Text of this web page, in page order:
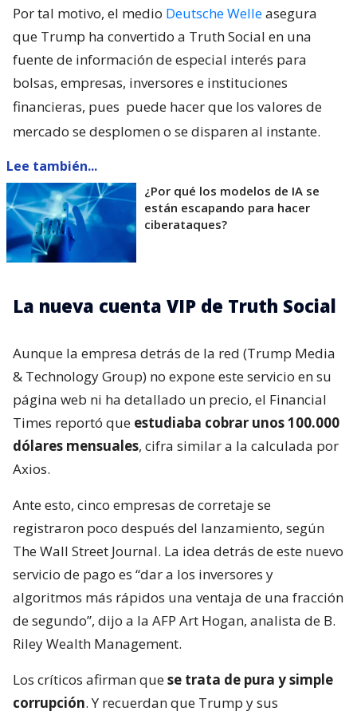
Por tal motivo, el medio Deutsche Welleasegura
que Trump ha convertido a Truth Social en una
fuente de información de especial interés para
bolsas, empresas, inversores e instituciones
financieras, pues puede hacer que los valores de
mercado se desplomen o se disparen al instante.
Lee también...
¿Por qué los modelos de IA se
están escapando para hacer
ciberataques?
La nueva cuenta VIP de Truth Social
Aunque la empresa detrás de la red (Trump Media
& Technology Group) no expone este servicio en su
página web ni ha detallado un precio, el Financial
Times reportó que estudiaba cobrar unos 100.000
dólares mensuales, cifra similar a la calculada por
Axios.
Ante esto, cinco empresas de corretaje se
registraron poco después del lanzamiento, según
The Wall Street Journal. La idea detrás de este nuevo
servicio de pago es “dar a los inversores y
algoritmos más rápidos una ventaja de una fracción
de segundo”, dijo a la AFP Art Hogan, analista de B.
Riley Wealth Management.
Los críticos afirman quese trata de pura y simple
corrupción. Y recuerdan que Trump y sus